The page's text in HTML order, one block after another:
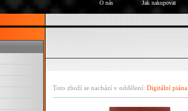
O nás Jak nakupovat
Toto zboží se nachází v oddělení: Digitální piána